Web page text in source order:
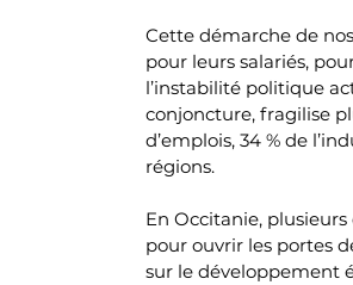
Cette démarche de
pour leurs salariés,
l’instabilité politique
conjoncture, fragilise
d’emplois, 34 % de
régions.
En Occitanie,
pour ouvrir les portes
sur le développement